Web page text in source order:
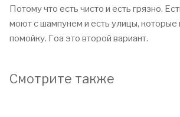
Потому что есть чисто и есть грязно.
моют с шампунем и есть улицы,
помойку. Гоа это второй вариант.
Смотрите также